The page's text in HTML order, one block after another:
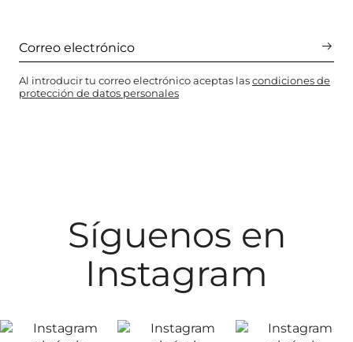
Al introducir tu correo electrónico aceptas lascondiciones de
protección de datos personales
Síguenos en
Instagram